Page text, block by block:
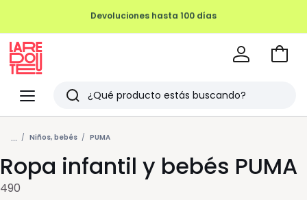
REMATE FINAL HASTA -70%
Menu
Redoute
Buscar
Últimos
artículos
vistos
Ir
... Niños, bebés PUMA
Ropa infantil y bebés PUMA
490